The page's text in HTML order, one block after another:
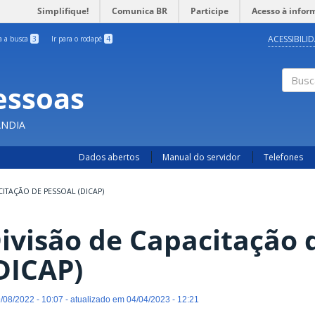
Simplifique! Comunica BR Participe Acesso à
a busca 3 Ir para o rodapé 4
Dados abertos Manual do servidor Telefones
DE PESSOAL (DICAP)
de Capacitação
2022 - 10:07 - atualizado em 04/04/2023 - 12:21